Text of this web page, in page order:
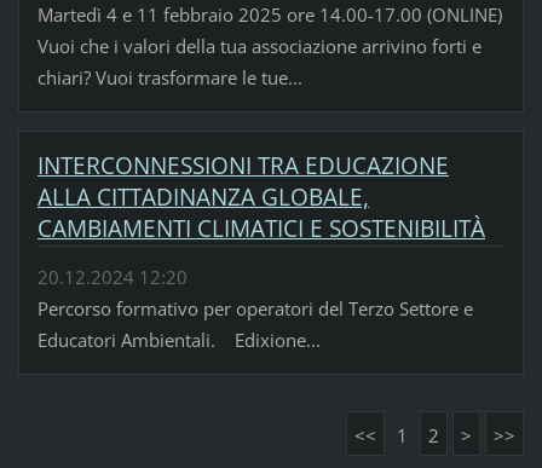
Martedì 4 e 11 febbraio 2025 ore 14.00-17.00 (ONLINE)
Vuoi che i valori della tua associazione arrivino forti e
chiari? Vuoi trasformare le tue...
INTERCONNESSIONI TRA EDUCAZIONE
ALLA CITTADINANZA GLOBALE,
CAMBIAMENTI CLIMATICI E SOSTENIBILITÀ
20.12.2024 12:20
Percorso formativo per operatori del Terzo Settore e
Educatori Ambientali. Edixione...
<< 1 2 > >>